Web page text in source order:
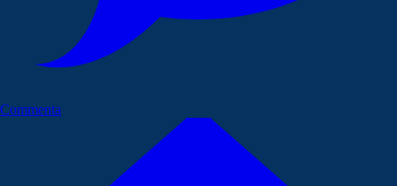
Commenta